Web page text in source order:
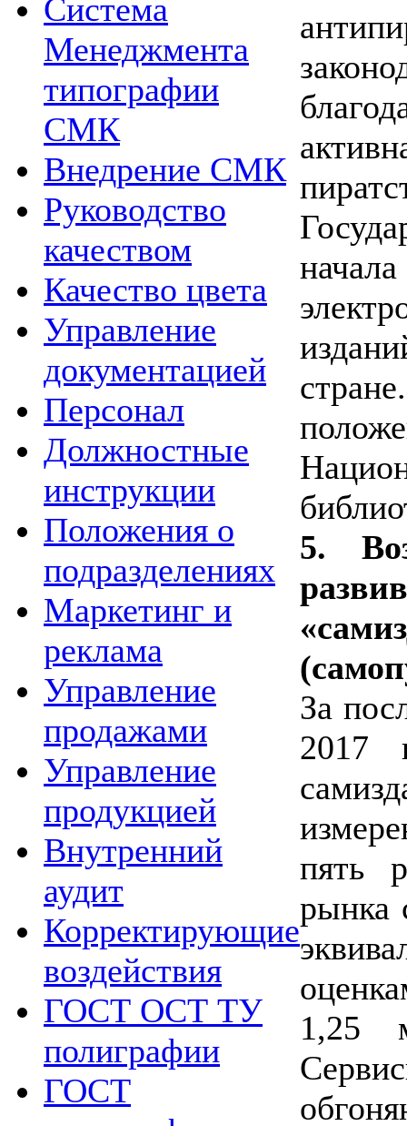
Система
Менеджмента
типографии
СМК
Внедрение СМК
Руководство
качеством
Качество цвета
Управление
документацией
Персонал
Должностные
инструкции
Положения о
подразделениях
Маркетинг и
реклама
Управление
продажами
Управление
продукцией
Внутренний
аудит
Корректирующие
воздействия
ГОСТ ОСТ ТУ
полиграфии
ГОСТ
5.
За
2017
пять
рынка
1,25